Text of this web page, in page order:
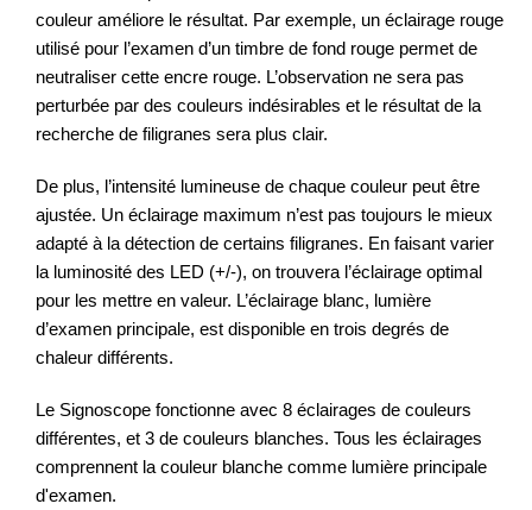
couleur améliore le résultat. Par exemple, un éclairage rouge
utilisé pour l’examen d’un timbre de fond rouge permet de
neutraliser cette encre rouge. L’observation ne sera pas
perturbée par des couleurs indésirables et le résultat de la
recherche de filigranes sera plus clair.
De plus, l’intensité lumineuse de chaque couleur peut être
ajustée. Un éclairage maximum n’est pas toujours le mieux
adapté à la détection de certains filigranes. En faisant varier
la luminosité des LED (+/-), on trouvera l’éclairage optimal
pour les mettre en valeur. L’éclairage blanc, lumière
d’examen principale, est disponible en trois degrés de
chaleur différents.
Le Signoscope fonctionne avec 8 éclairages de couleurs
différentes, et 3 de couleurs blanches. Tous les éclairages
comprennent la couleur blanche comme lumière principale
d'examen.